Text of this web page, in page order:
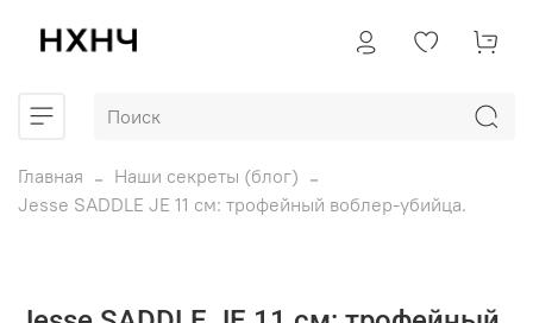
Главная
Наши секреты (блог)
Jesse SADDLE JE 11 см: трофейный воблер-убийца.